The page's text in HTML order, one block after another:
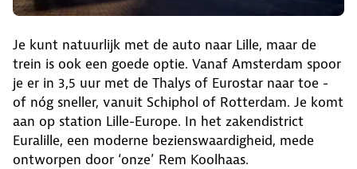
Je kunt natuurlijk met de auto naar Lille, maar de
trein is ook een goede optie. Vanaf Amsterdam spoor
je er in 3,5 uur met de Thalys of Eurostar naar toe -
of nóg sneller, vanuit Schiphol of Rotterdam. Je komt
aan op station Lille-Europe. In het zakendistrict
Euralille, een moderne bezienswaardigheid, mede
ontworpen door ‘onze’ Rem Koolhaas.